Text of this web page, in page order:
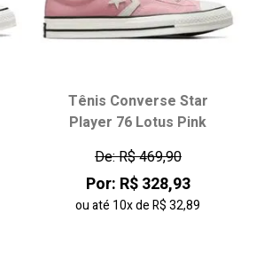
Escolha seu tamanho:
35 36
39 40
42
43
Tênis Converse Star
Player 76 Lotus Pink
De: R$ 469,90
Por: R$ 328,93
ou até 10xdeR$ 32,89